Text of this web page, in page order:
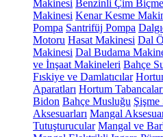
Makinesi Benzinli Çim
Makinesi Kenar Kesme
Pompa Santrifüj Pompa
Motoru Hasat Makinesi Dal
Makinesi Dal Budama
ve İnşaat Makineleri Bahçe
Fıskiye ve Damlatıcılar
Aparatları Hortum
Bidon Bahçe Musluğu Şişme
Aksesuarları Mangal
Tutuşturucular Mangal ve